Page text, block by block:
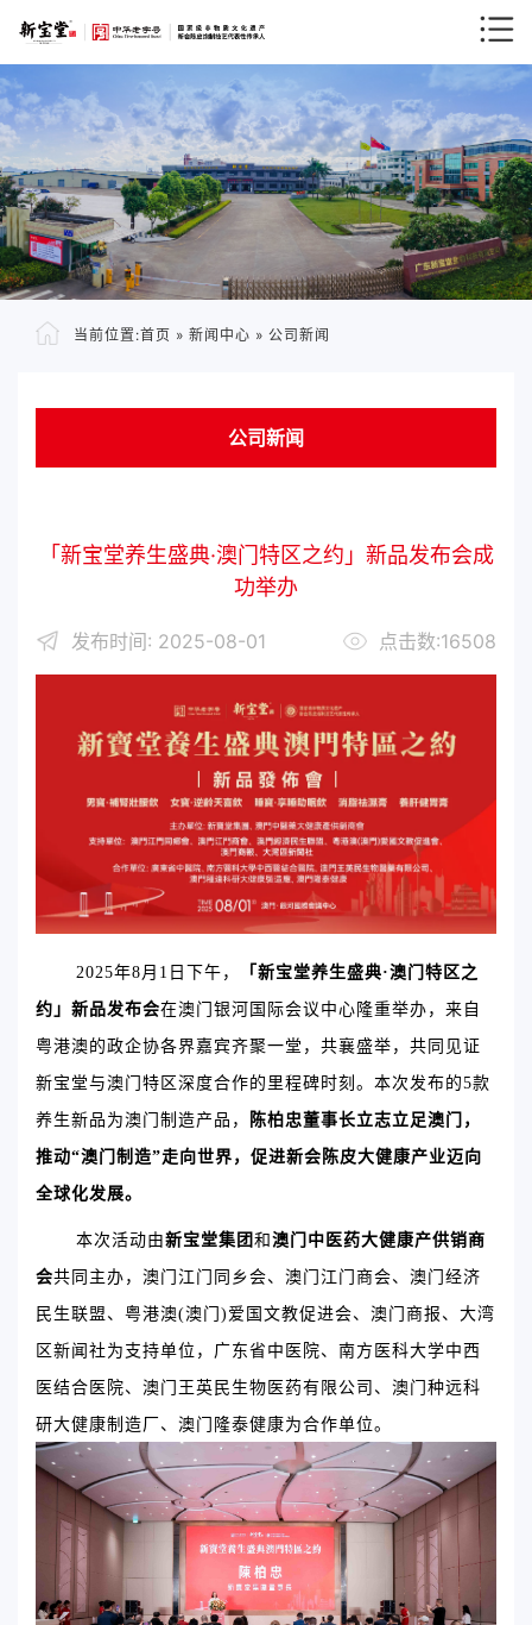
当前位置:首页 » 新闻中心 » 公司新闻
公司新闻
「新宝堂养生盛典·澳门特区之约」新品发布会成
功举办
发布时间: 2025-08-01 点击数:16508
2025年8月1日下午， 「新宝堂养生盛典·澳门特区之
约」新品发布会在澳门银河国际会议中心隆重举办，来自
粤港澳的政企协各界嘉宾齐聚一堂，共襄盛举，共同见证
新宝堂与澳门特区深度合作的里程碑时刻。本次发布的5款
养生新品为澳门制造产品， 陈柏忠董事长立志立足澳门，
推动“澳门制造”走向世界，促进新会陈皮大健康产业迈向
全球化发展。
本次活动由新宝堂集团 和 澳门中医药大健康产供销商
会共同主办，澳门江门同乡会、澳门江门商会、澳门经济
民生联盟、粤港澳(澳门)爱国文教促进会、澳门商报、大湾
区新闻社为支持单位，广东省中医院、南方医科大学中西
医结合医院、澳门王英民生物医药有限公司、澳门种远科
研大健康制造厂、澳门隆泰健康为合作单位。